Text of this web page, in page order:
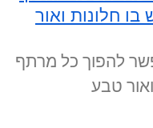
חלונות ואור
להפוך כל מרתף
טבע